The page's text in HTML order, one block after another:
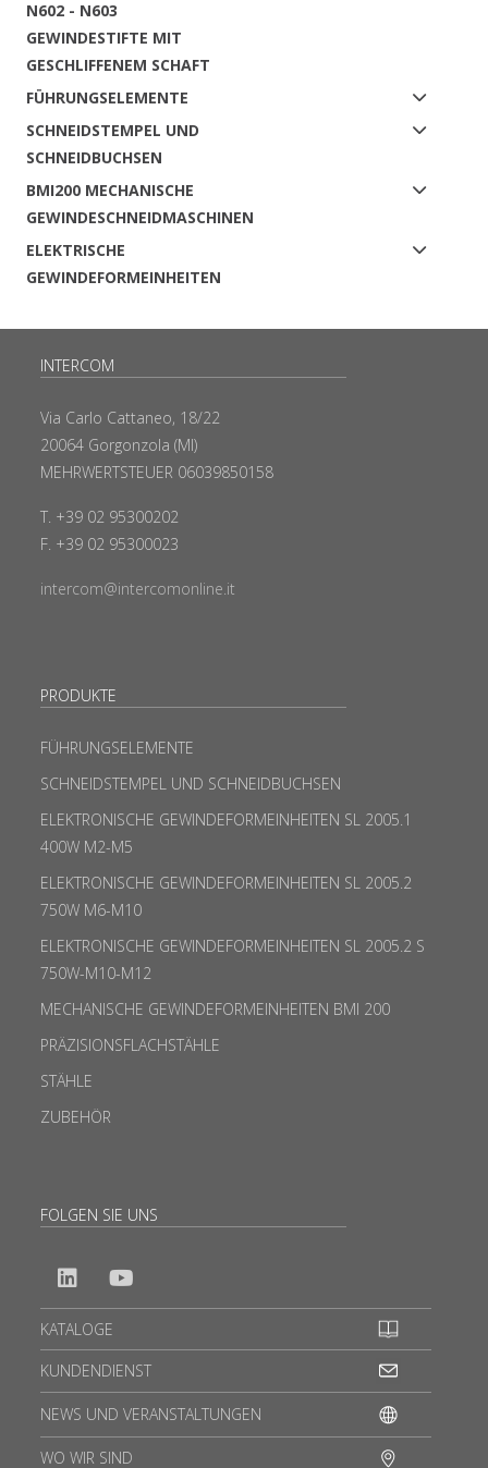
N602 - N603
GEWINDESTIFTE MIT
GESCHLIFFENEM SCHAFT
FÜHRUNGSELEMENTE
SCHNEIDSTEMPEL UND
SCHNEIDBUCHSEN
BMI200 MECHANISCHE
GEWINDESCHNEIDMASCHINEN
ELEKTRISCHE
GEWINDEFORMEINHEITEN
INTERCOM
Via Carlo Cattaneo, 18/22
20064 Gorgonzola (MI)
MEHRWERTSTEUER 06039850158
T. +39 02 95300202
F. +39 02 95300023
intercom@intercomonline.it
PRODUKTE
FÜHRUNGSELEMENTE
SCHNEIDSTEMPEL UND SCHNEIDBUCHSEN
ELEKTRONISCHE GEWINDEFORMEINHEITEN SL 2005.1
400W M2-M5
ELEKTRONISCHE GEWINDEFORMEINHEITEN SL 2005.2
750W M6-M10
ELEKTRONISCHE GEWINDEFORMEINHEITEN SL 2005.2 S
750W-M10-M12
MECHANISCHE GEWINDEFORMEINHEITEN BMI 200
PRÄZISIONSFLACHSTÄHLE
STÄHLE
ZUBEHÖR
FOLGEN SIE UNS
KATALOGE
KUNDENDIENST
NEWS UND VERANSTALTUNGEN
WO WIR SIND